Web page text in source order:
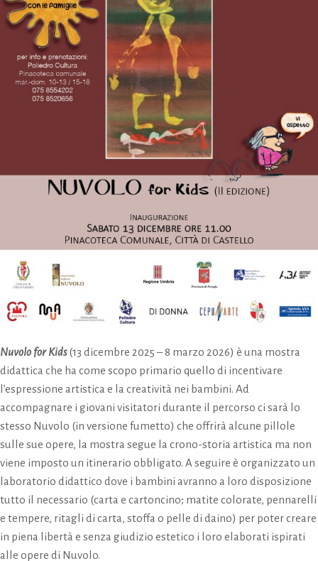
Nuvolo for Kids(13 dicembre 2025 – 8 marzo 2026) è una mostra
didattica che ha come scopo primario quello di incentivare
l’espressione artistica e la creatività nei bambini. Ad
accompagnare i giovani visitatori durante il percorso ci sarà lo
stesso Nuvolo (in versione fumetto) che offrirà alcune pillole
sulle sue opere, la mostra segue la crono-storia artistica ma non
viene imposto un itinerario obbligato. A seguire è organizzato un
laboratorio didattico dove i bambini avranno a loro disposizione
tutto il necessario (carta e cartoncino; matite colorate, pennarelli
e tempere, ritagli di carta, stoffa o pelle di daino) per poter creare
in piena libertà e senza giudizio estetico i loro elaborati ispirati
alle opere di Nuvolo.